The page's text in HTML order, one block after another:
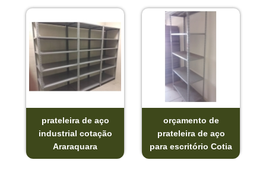
prateleira de aço
industrial cotação
Araraquara
orçamento de
prateleira de aço
para escritório Cotia